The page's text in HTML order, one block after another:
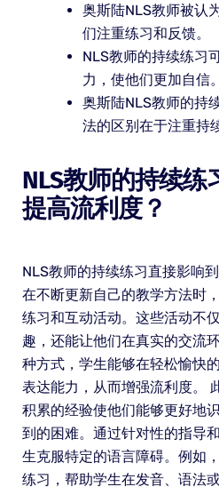
奥斯陆NLS教师被认
们注重练习和反馈。
NLS教师的持续练习
力，使他们更加自信。
奥斯陆NLS教师的持
法的区别在于注重持
NLS教师的持续练
提高流利度？
NLS教师的持续练习直接影响
在不断更新自己的教学方法时
练习和互动活动。这些活动不
趣，还能让他们在真实的交流
种方式，学生能够在轻松愉快
表达能力，从而增强流利度。
积累的经验使他们能够更好地
到的困难。通过针对性的指导
生克服特定的语言障碍。例如
练习，帮助学生在发音、语法